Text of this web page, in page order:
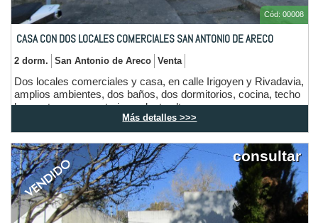
Cód: 00008
CASA CON DOS LOCALES COMERCIALES SAN ANTONIO DE ARECO
2 dorm. San Antonio de Areco Venta
Dos locales comerciales y casa, en calle Irigoyen y Rivadavia,
amplios ambientes, dos baños, dos dormitorios, cocina, techo
losa apto para construir en planta alta.
Más detalles >>>
consultar